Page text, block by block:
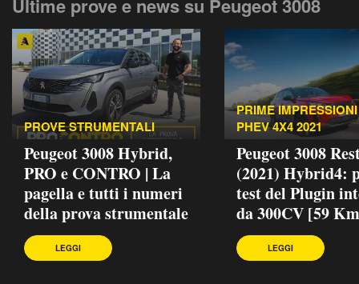
Ultime prove e news su Peugeot 3008
PROVE STRUMENTALI
Peugeot 3008 Hybrid,
PRO e CONTRO | La
pagella e tutti i numeri
della prova strumentale
LEGGI
PRIME
PHEV 4X4 2021
Peugeot 3008
(2021) Hybrid4:
test del Plugin
da 300CV [59
LEGGI